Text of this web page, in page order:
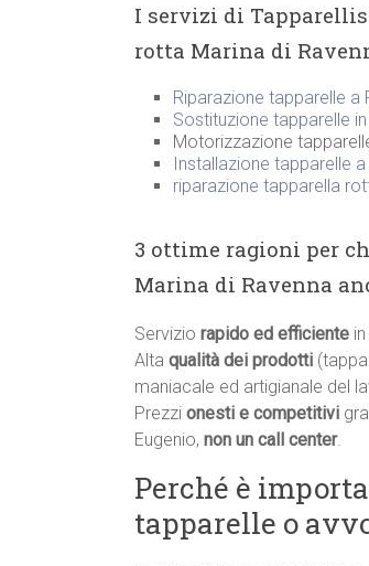
I servizi di
rotta Marina di
Riparazione tapparelle a
Sostituzione tapparelle
Motorizzazione
Installazione tapparelle
riparazione tapparella
3 ottime ragioni per
Marina di Ravenna
Servizio rapido ed efficiente
Alta qualità dei prodotti
maniacale ed artigianale del
Prezzi onesti e competitivi
Eugenio, non un call center.
Perché è
tapparelle o